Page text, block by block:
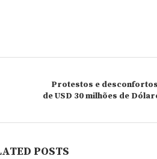
Protestos e
de USD 30 milhões de
POSTS